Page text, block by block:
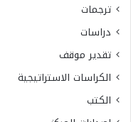
ترجمات
دراسات
تقدير موقف
الكراسات الاستراتيجية
الكتب